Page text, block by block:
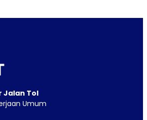
Jalan Tol
Umum